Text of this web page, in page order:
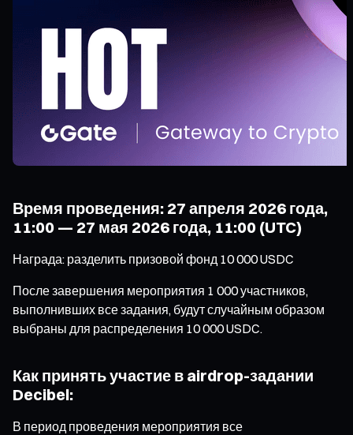
Время проведения: 27 апреля 2026 года,
11:00 — 27 мая 2026 года, 11:00 (UTC)
Награда: разделить призовой фонд 10 000 USDC
После завершения мероприятия 1 000 участников,
выполнивших все задания, будут случайным образом
выбраны для распределения 10 000 USDC.
Как принять участие в airdrop-задании
Decibel:
В период проведения мероприятия все